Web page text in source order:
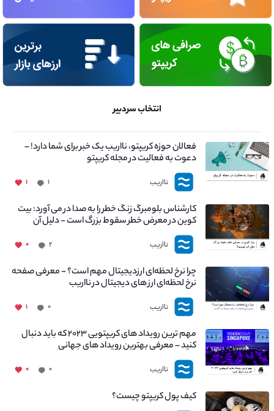
انتخاب سردبیر
فعالان حوزه کریپتو، نااریب یک خبر برای شما دارد! –
دعوت به فعالیت در مجله کریپتو
نااریب ۱ ۱
کارشناس بلومبرگ زنگ خطر را به صدا در می آورد: بیت
کوین در معرض خطر سقوط بزرگ است - دلیل آن
چیست؟
نااریب ۲ ۰
چرا نرخ لحظه‌ای ارزدیجیتال مهم است؟ - معرفی صفحه
نرخ لحظه‌ای ارز های دیجیتال در نااریب
نااریب ۰ ۱
مهم ترین رویداد های کریپتویی ۲۰۲۳ که باید دنبال
کنید – معرفی بهترین رویداد های جهانی
نااریب ۰ ۰
کیف پول کریپتو چیست؟